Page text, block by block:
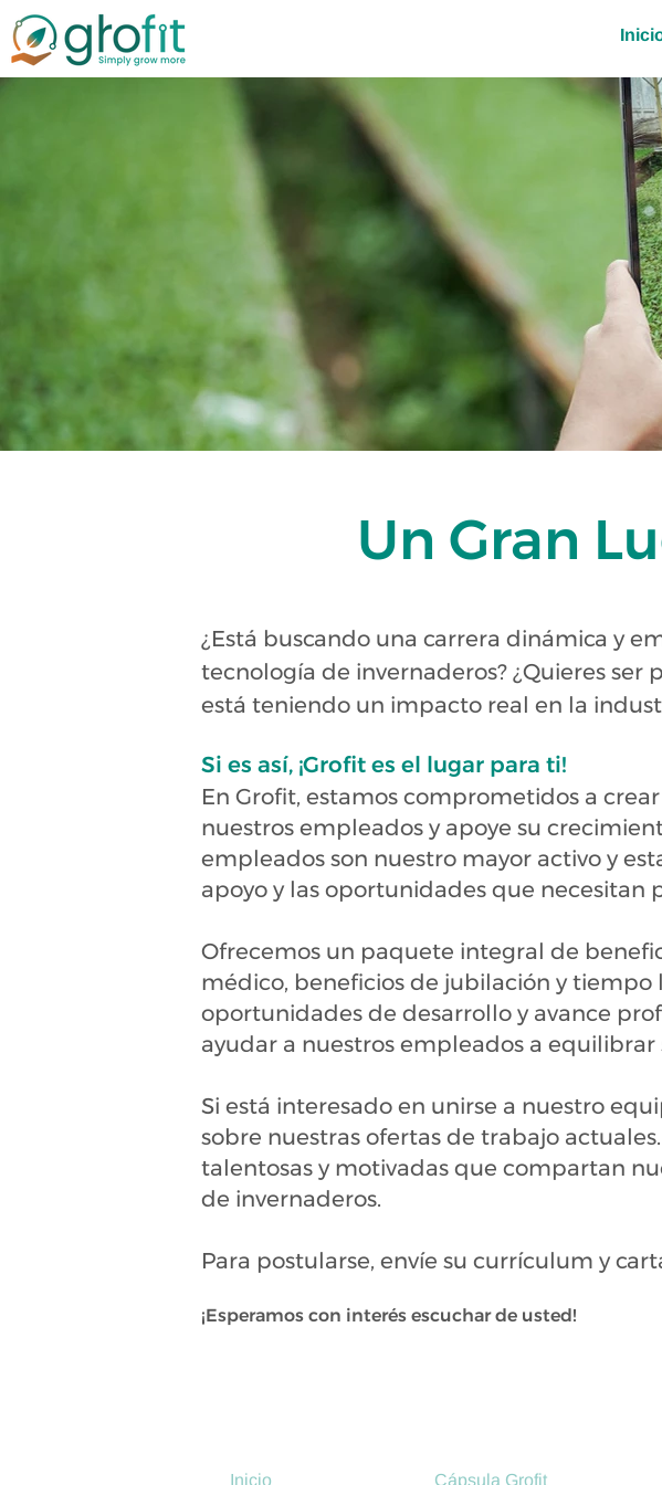
Un Gran
¿Está buscando una carrera dinámica y
tecnología de invernaderos? ¿Quieres
está teniendo un impacto real en la
Si es así, ¡Grofit es el lugar para ti!
En Grofit, estamos comprometidos a
nuestros empleados y apoye su
empleados son nuestro mayor activo y
apoyo y las oportunidades que necesitan
Ofrecemos un paquete integral de
médico, beneficios de jubilación y
oportunidades de desarrollo y avance
ayudar a nuestros empleados a equilibrar
Si está interesado en unirse a nuestro
sobre nuestras ofertas de trabajo
talentosas y motivadas que compartan
de invernaderos.
Para postularse, envíe su currículum y
¡Esperamos con interés escuchar de usted!
Inicio Cápsula Grofit